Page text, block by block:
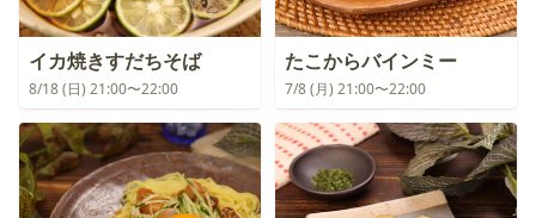
イカ焼きすだちそば
8/18 (日) 21:00〜22:00
たこからバインミー
7/8 (月) 21:00〜22:00